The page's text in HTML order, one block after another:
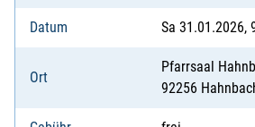
Datum Sa 31.01.2026,
Ort
Pfarrsaal
92256